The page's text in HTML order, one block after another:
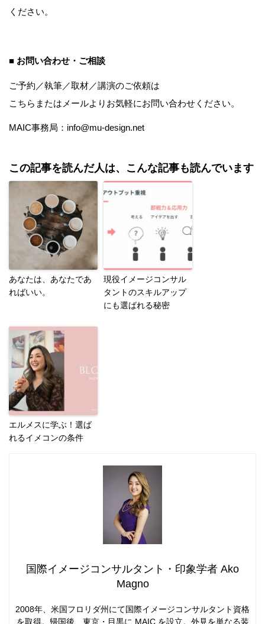
ください。
■ お問い合わせ・ご相談
ご予約／執筆／取材／講演のご依頼は
こちら またはメールよりお気軽にお問い合わせください。
MAIC事務局：info@mu-design.net
この記事を読んだ人は、こんな記事も読んでいます
あなたは、あなたであ
ればいい。
現役イメージコンサル
タントのスキルアップ
にも選ばれる秘密
エルメスに学ぶ！選ば
れるイメコンの条件
国際イメージコンサルタント・印象学者 Ako
Magno
2008年、米国フロリダ州にて国際イメージコンサルタント資格
を取得。帰国後、東京・目黒に MAIC を設立。外見を単なる装